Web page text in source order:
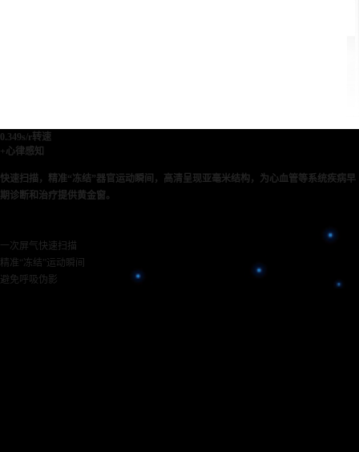
0.349s/r转速
+心律感知
快速扫描，精准“冻结”器官运动瞬间，高清呈现亚毫米结构，为心血管等系统疾病早
期诊断和治疗提供黄金窗。
一次屏气快速扫描
精准“冻结”运动瞬间
避免呼吸伪影